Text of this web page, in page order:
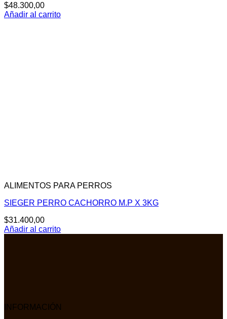
$48.300,00
Añadir al carrito
ALIMENTOS PARA PERROS
SIEGER PERRO CACHORRO M.P X 3KG
$31.400,00
Añadir al carrito
INFORMACIÓN